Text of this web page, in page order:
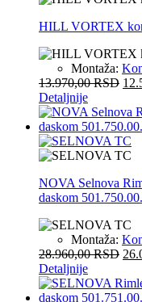
HILL VORTEX
Montaža:
13.970,00RSD
Detaljnije
NOVA Selnova
daskom
Montaža:
28.960,00RSD
Detaljnije